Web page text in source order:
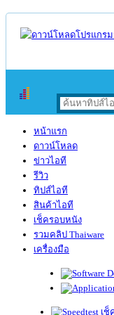
หน้าแรก
ดาวน์โหลด
ข่าวไอที
รีวิว
ทิปส์ไอที
สินค้าไอที
เช็ครอบหนัง
รวมคลิป Thaiware
เครื่องมือ
เช็